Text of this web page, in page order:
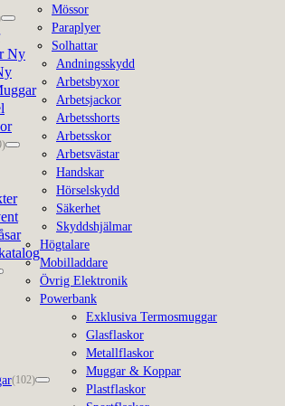
Mössor
Paraplyer
Solhattar
Andningsskydd
Arbetsbyxor
Arbetsjackor
Arbetsshorts
Arbetsskor
Arbetsvästar
Handskar
Hörselskydd
Säkerhet
Skyddshjälmar
Högtalare
Mobilladdare
Övrig Elektronik
Powerbank
(102)
Exklusiva Termosmuggar
Glasflaskor
Metallflaskor
Muggar & Koppar
Plastflaskor